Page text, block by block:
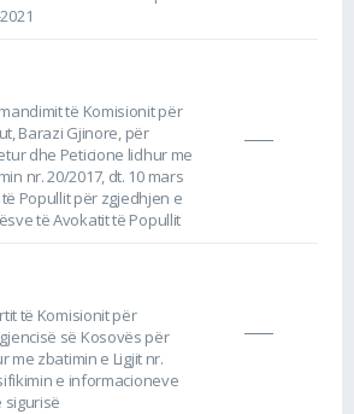
të Komisionit për
Barazi Gjinore, për
dhe Peticione lidhur me
nr. 20/2017, dt. 10 mars
Popullit për zgjedhjen e
të Avokatit të Popullit
të Komisionit për
së Kosovës për
me zbatimin e Ligjit nr.
e informacioneve
sigurisë